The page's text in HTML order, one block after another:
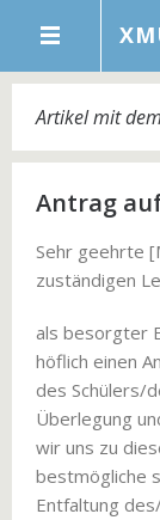
Artikel mit
Antrag
Sehr geehrte
zuständigen
als besorgter
höflich einen
des Schülers/
Überlegung
wir uns zu
bestmögliche
Entfaltung